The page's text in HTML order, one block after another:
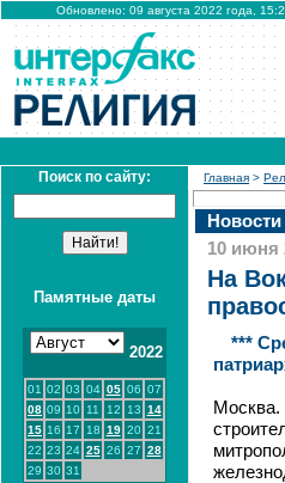
Обновлено: 09 августа 2022 года,
Поиск по сайту:
Памятные даты
2022
01 02 03 04 05 06 07
08 09 10 11 12 13 14
15 16 17 18 19 20 21
22 23 24 25 26 27 28
29 30 31
Главная >
Новости
10 июня
На
***